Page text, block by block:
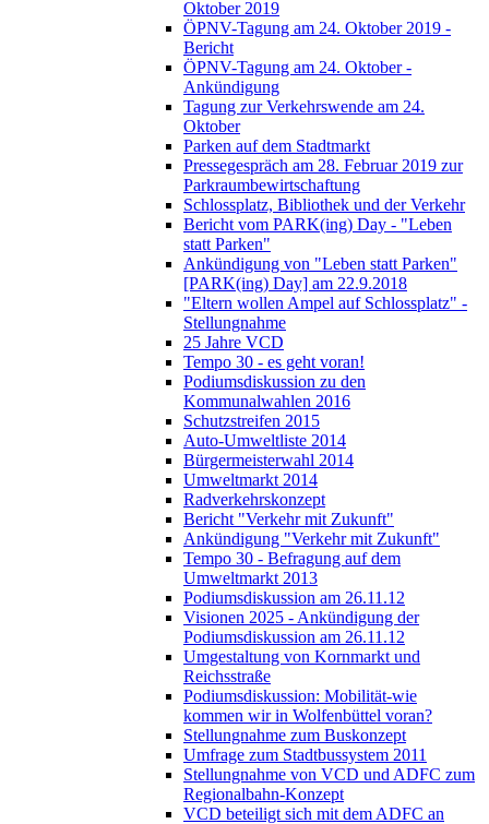
Oktober 2019
ÖPNV-Tagung am 24. Oktober 2019 -
Bericht
ÖPNV-Tagung am 24. Oktober -
Ankündigung
Tagung zur Verkehrswende am 24.
Oktober
Parken auf dem Stadtmarkt
Pressegespräch am 28. Februar 2019 zur
Parkraumbewirtschaftung
Schlossplatz, Bibliothek und der Verkehr
Bericht vom PARK(ing) Day - "Leben
statt Parken"
Ankündigung von "Leben statt Parken"
[PARK(ing) Day] am 22.9.2018
"Eltern wollen Ampel auf Schlossplatz" -
Stellungnahme
25 Jahre VCD
Tempo 30 - es geht voran!
Podiumsdiskussion zu den
Kommunalwahlen 2016
Schutzstreifen 2015
Auto-Umweltliste 2014
Bürgermeisterwahl 2014
Umweltmarkt 2014
Radverkehrskonzept
Bericht "Verkehr mit Zukunft"
Ankündigung "Verkehr mit Zukunft"
Tempo 30 - Befragung auf dem
Umweltmarkt 2013
Podiumsdiskussion am 26.11.12
Visionen 2025 - Ankündigung der
Podiumsdiskussion am 26.11.12
Umgestaltung von Kornmarkt und
Reichsstraße
Podiumsdiskussion: Mobilität-wie
kommen wir in Wolfenbüttel voran?
Stellungnahme zum Buskonzept
Umfrage zum Stadtbussystem 2011
Stellungnahme von VCD und ADFC zum
Regionalbahn-Konzept
VCD beteiligt sich mit dem ADFC an